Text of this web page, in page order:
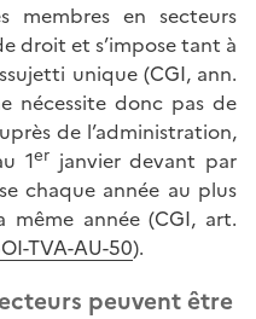
membres en secteurs
droit et s’impose tant à
unique (CGI, ann.
nécessite donc pas de
de l’administration,
1erjanvier devant par
chaque année au plus
année (CGI, art.
TVA-AU-50).
peuvent être